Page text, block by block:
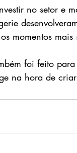
no setor e
momentos mais
foi feito
na hora de